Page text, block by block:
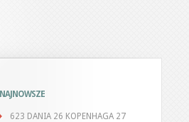
NAJNOWSZE
623 DANIA 26 KOPENHAGA 27